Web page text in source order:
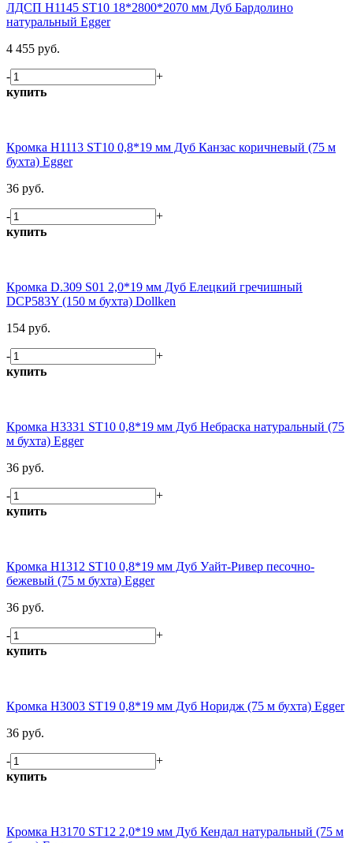
ЛДСП H1145 ST10 18*2800*2070 мм Дуб Бардолино
натуральный Egger
4 455 руб.
-
+
купить
Кромка H1113 ST10 0,8*19 мм Дуб Канзас коричневый (75 м
бухта) Egger
36 руб.
-
+
купить
Кромка D.309 S01 2,0*19 мм Дуб Елецкий гречишный
DCP583Y (150 м бухта) Dollken
154 руб.
-
+
купить
Кромка H3331 ST10 0,8*19 мм Дуб Небраска натуральный (75
м бухта) Egger
36 руб.
-
+
купить
Кромка H1312 ST10 0,8*19 мм Дуб Уайт-Ривер песочно-
бежевый (75 м бухта) Egger
36 руб.
-
+
купить
Кромка H3003 ST19 0,8*19 мм Дуб Норидж (75 м бухта) Egger
36 руб.
-
+
купить
Кромка H3170 ST12 2,0*19 мм Дуб Кендал натуральный (75 м